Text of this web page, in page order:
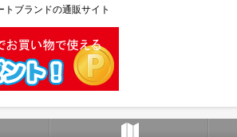
ブランドの通販サイト